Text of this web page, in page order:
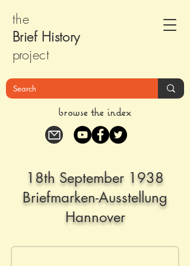
the
Brief History
project
browse the index
18th September 1938
Briefmarken-Ausstellung
Hannover